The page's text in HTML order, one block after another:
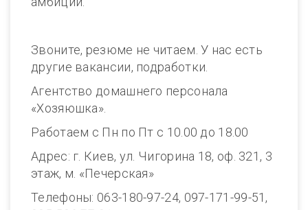
Звоните, резюме не читаем. У нас есть
другие вакансии, подработки.
Агентство домашнего персонала
«Хозяюшка».
Работаем с Пн по Пт с 10.00 до 18.00
Адрес: г. Киев, ул. Чигорина 18, оф. 321, 3
этаж, м. «Печерская»
Телефоны: 063-180-97-24, 097-171-99-51,